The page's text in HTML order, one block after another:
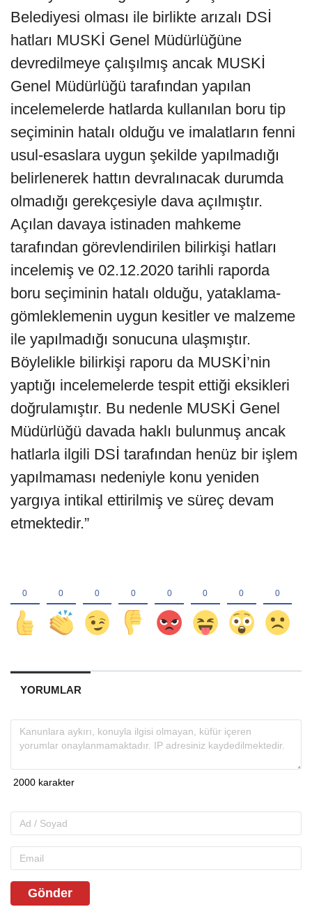
BİLİRKİŞİ RAPORU DSİ’Yİ HATALI
BULDU
2014 yılında Muğla’nın Büyükşehir
Belediyesi olması ile birlikte arızalı DSİ
hatları MUSKİ Genel Müdürlüğüne
devredilmeye çalışılmış ancak MUSKİ
Genel Müdürlüğü tarafından yapılan
incelemelerde hatlarda kullanılan boru tip
seçiminin hatalı olduğu ve imalatların fenni
usul-esaslara uygun şekilde yapılmadığı
belirlenerek hattın devralınacak durumda
olmadığı gerekçesiyle dava açılmıştır.
Açılan davaya istinaden mahkeme
tarafından görevlendirilen bilirkişi hatları
incelemiş ve 02.12.2020 tarihli raporda
boru seçiminin hatalı olduğu, yataklama-
gömleklemenin uygun kesitler ve malzeme
ile yapılmadığı sonucuna ulaşmıştır.
Böylelikle bilirkişi raporu da MUSKİ’nin
Müdürlüğü davada haklı bulunmuş ancak
hatlarla ilgili DSİ tarafından henüz bir işlem
yargıya intikal ettirilmiş ve süreç devam
etmektedir.”
YORUMLAR